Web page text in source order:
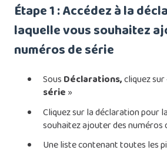
Étape 1 : Accédez à la
laquelle vous souhaitez
numéros de série
Sous Déclarations,cliquez sur
série »
Cliquez sur la déclaration pour
souhaitez ajouter des numéros
Une liste contenant toutes les